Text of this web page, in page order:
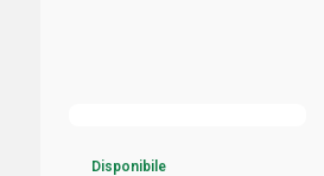
Disponibile